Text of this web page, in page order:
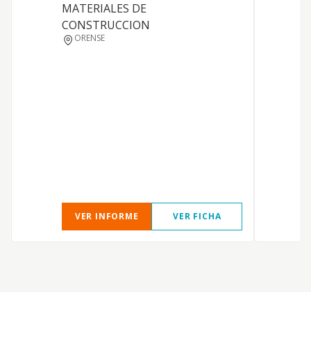
MATERIALES DE
CONSTRUCCION
ORENSE
VER INFORME VER FICHA